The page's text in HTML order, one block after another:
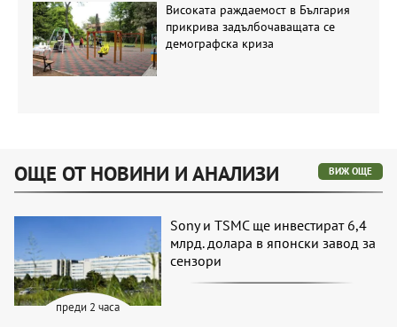
Високата раждаемост в България
прикрива задълбочаващата се
демографска криза
ОЩЕ ОТ НОВИНИ И АНАЛИЗИ ВИЖ ОЩЕ
преди 2 часа
Sony и TSMC ще инвестират 6,4
млрд. долара в японски завод за
сензори